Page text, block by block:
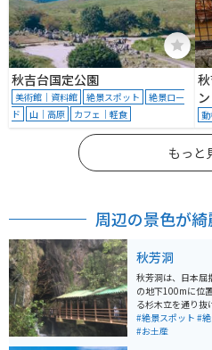
秋吉台国定公園
美術館｜資料館 絶景スポット
絶景ロー
ド
山｜高原 カフェ｜軽食
もっと
周辺の景色が
秋芳洞
秋芳洞は、日本屈
の地下100mに位
る杉木立を通り抜
m、四季を通じて
光することができ
#絶景スポット #
#お土産